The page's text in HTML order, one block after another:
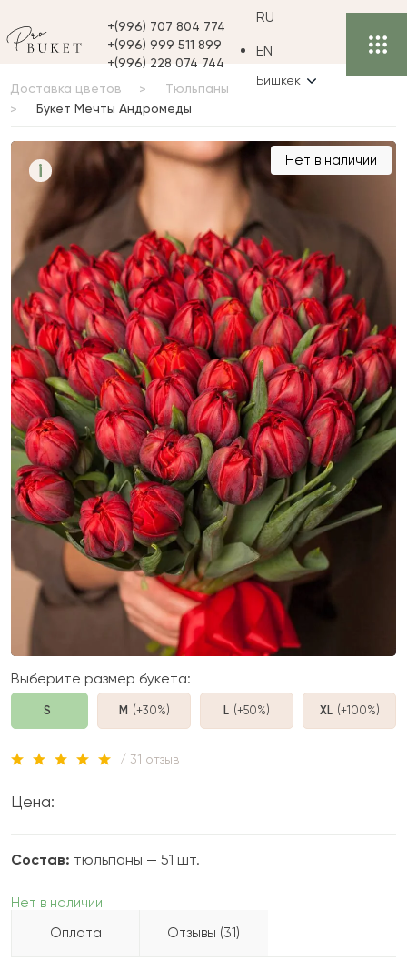
+(996) 707 804 774
+(996) 999 511 899
+(996) 228 074 744
RU
EN
Бишкек
Доставка цветов
Тюльпаны
Букет Мечты Андромеды
i
Мечты
Нет в наличии
Выберите размер букета:
S M (+30%) L (+50%) XL (+100%)
/ 31 отзыв
Цена:
Состав: тюльпаны — 51 шт.
Нет в наличии
Оплата
Отзывы (31)